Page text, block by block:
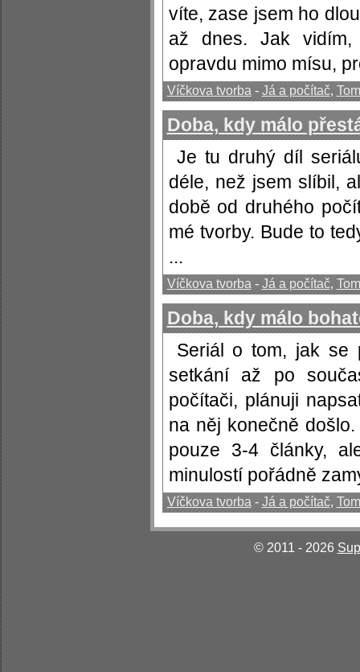
víte, zase jsem ho
až dnes. Jak
opravdu mimo mísu,
Víčkova tvorba - Já a počítač,
Doba, kdy málo
Je tu druhý díl
déle, než jsem slíbil,
době od druhého
mé tvorby. Bude to
...
Víčkova tvorba - Já a počítač,
Doba, kdy málo
Seriál o tom, jak se
setkání až po
počítači, plánuji
na něj konečně
pouze 3-4 články,
minulostí pořádně
Víčkova tvorba - Já a počítač,
© 2011 - 2026